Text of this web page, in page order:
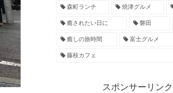
森町ランチ 焼津グルメ
癒されたい日に 磐田
癒しの旅時間 富士グルメ
藤枝カフェ
スポンサーリンク